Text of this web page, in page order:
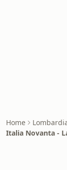
Home
Italia Novanta -